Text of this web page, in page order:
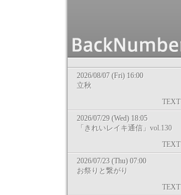
2026/08/07 (Fri) 16:00
立秋
TEXT
2026/07/29 (Wed) 18:05
「きれいレイキ通信」vol.130
TEXT
2026/07/23 (Thu) 07:00
お祭りと繋がり
TEXT